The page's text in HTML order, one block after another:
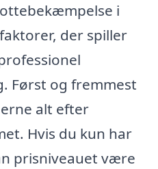
i
der spiller
Først og fremmest
alt efter
Hvis du kun har
prisniveauet være